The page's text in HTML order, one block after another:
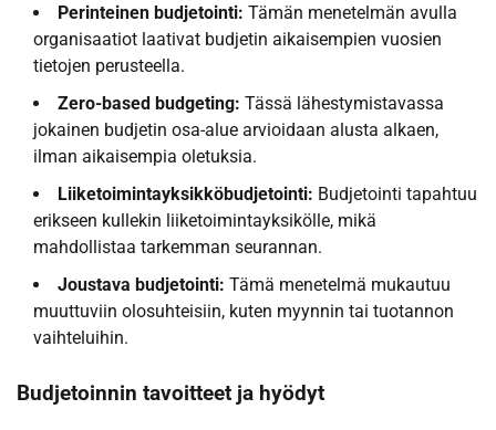
Perinteinen budjetointi: Tämän menetelmän avulla
organisaatiot laativat budjetin aikaisempien vuosien
tietojen perusteella.
Zero-based budgeting: Tässä lähestymistavassa
jokainen budjetin osa-alue arvioidaan alusta alkaen,
ilman aikaisempia oletuksia.
Liiketoimintayksikköbudjetointi: Budjetointi tapahtuu
erikseen kullekin liiketoimintayksikölle, mikä
mahdollistaa tarkemman seurannan.
Joustava budjetointi: Tämä menetelmä mukautuu
muuttuviin olosuhteisiin, kuten myynnin tai tuotannon
vaihteluihin.
Budjetoinnin tavoitteet ja hyödyt